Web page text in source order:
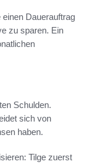
Dauerauftrag
zu sparen. Ein
Schulden.
sich von
haben.
Tilge zuerst